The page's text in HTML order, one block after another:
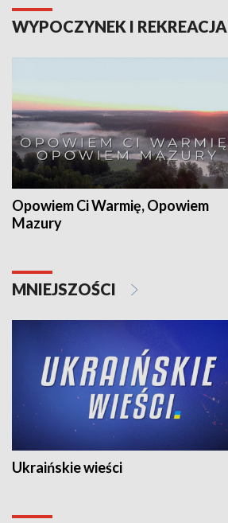
WYPOCZYNEK I REKREACJA
Opowiem Ci Warmię, Opowiem
Mazury
MNIEJSZOŚCI
Ukraińskie wieści